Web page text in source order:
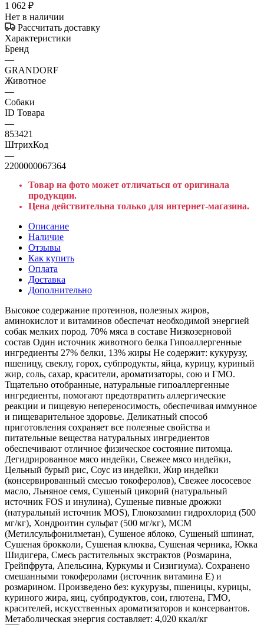
1 062 ₽
Нет в наличии
Рассчитать доставку
Характеристики
Бренд
—
GRANDORF
Животное
—
Собаки
ID Товара
—
853421
ШтрихКод
—
2200000067364
Товар на фото может отличаться от оригинала
продукции.
Цена действительна только для интернет-магазина.
Описание
Наличие
Отзывы
Как купить
Оплата
Доставка
Дополнительно
Высокое содержание протеинов, полезных жиров,
аминокислот и витаминов обеспечат необходимой энергией
собак мелких пород. 70% мяса в составе Низкозерновой
состав Один источник животного белка Гипоаллергенные
ингредиенты 27% белки, 13% жиры Не содержит: кукурузу,
пшеницу, свеклу, горох, субпродукты, яйца, курицу, куриный
жир, соль, сахар, красители, ароматизаторы, сою и ГМО.
Тщательно отобранные, натуральные гипоаллергенные
ингредиенты, помогают предотвратить аллергические
реакции и пищевую непереносимость, обеспечивая иммунное
и пищеварительное здоровье. Деликатный способ
приготовления сохраняет все полезные свойства и
питательные вещества натуральных ингредиентов
обеспечивают отличное физическое состояние питомца.
Дегидрированное мясо индейки, Свежее мясо индейки,
Цельный бурый рис, Соус из индейки, Жир индейки
(консервированный смесью токоферолов), Свежее лососевое
масло, Льняное семя, Сушеный цикорий (натуральный
источник FOS и инулина), Cушеные пивные дрожжи
(натуральный источник MOS), Глюкозамин гидрохлорид (500
мг/кг), Хондроитин сульфат (500 мг/кг), МСМ
(Метилсульфонилметан), Cушеное яблоко, Cушеный шпинат,
Cушеная брокколи, Cушеная клюква, Cушеная черника, Юкка
Шидигера, Смесь растительных экстрактов (Розмарина,
Грейпфрута, Апельсина, Куркумы и Сизигиума). Сохранено
смешанными токоферолами (источник витамина Е) и
розмарином. Произведено без: кукурузы, пшеницы, курицы,
куриного жира, яиц, субпродуктов, сои, глютена, ГМО,
красителей, искусственных ароматизаторов и консервантов.
Метаболическая энергия составляет: 4,020 ккал/кг